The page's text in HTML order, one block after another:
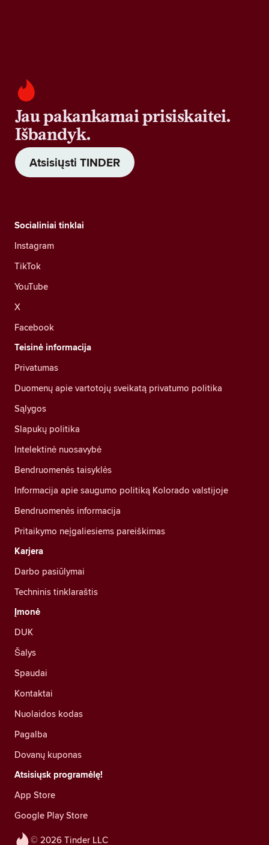
Jau pakankamai prisiskaitei.
Išbandyk.
Atsisiųsti TINDER
© 2026 Tinder LLC
Socialiniai tinklai
Instagram
TikTok
YouTube
X
Facebook
Teisinė informacija
Privatumas
Duomenų apie vartotojų sveikatą privatumo politika
Sąlygos
Slapukų politika
Intelektinė nuosavybė
Bendruomenės taisyklės
Informacija apie saugumo politiką Kolorado valstijoje
Bendruomenės informacija
Pritaikymo neįgaliesiems pareiškimas
Karjera
Darbo pasiūlymai
Techninis tinklaraštis
Įmonė
DUK
Šalys
Spaudai
Kontaktai
Nuolaidos kodas
Pagalba
Dovanų kuponas
Atsisiųsk programėlę!
App Store
Google Play Store